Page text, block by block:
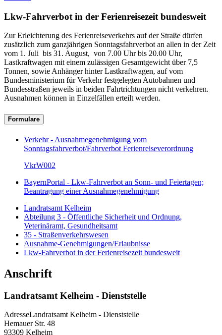
Lkw-Fahrverbot in der Ferienreisezeit bundesweit
Zur Erleichterung des Ferienreiseverkehrs auf der Straße dürfen
zusätzlich zum ganzjährigen Sonntagsfahrverbot an allen in der Zeit
vom 1. Juli bis 31. August, von 7.00 Uhr bis 20.00 Uhr,
Lastkraftwagen mit einem zulässigen Gesamtgewicht über 7,5
Tonnen, sowie Anhänger hinter Lastkraftwagen, auf vom
Bundesministerium für Verkehr festgelegten Autobahnen und
Bundesstraßen jeweils in beiden Fahrtrichtungen nicht verkehren.
Ausnahmen können in Einzelfällen erteilt werden.
Formulare
Verkehr - Ausnahmegenehmigung vom
Sonntagsfahrverbot/Fahrverbot Ferienreiseverordnung
VkrW002
BayernPortal - Lkw-Fahrverbot an Sonn- und Feiertagen;
Beantragung einer Ausnahmegenehmigung
Landratsamt Kelheim
Abteilung 3 - Öffentliche Sicherheit und Ordnung,
Veterinäramt, Gesundheitsamt
35 - Straßenverkehrswesen
Ausnahme-Genehmigungen/Erlaubnisse
Lkw-Fahrverbot in der Ferienreisezeit bundesweit
Anschrift
Landratsamt Kelheim - Dienststelle
AdresseLandratsamt Kelheim - Dienststelle
Hemauer Str. 48
93309 Kelheim